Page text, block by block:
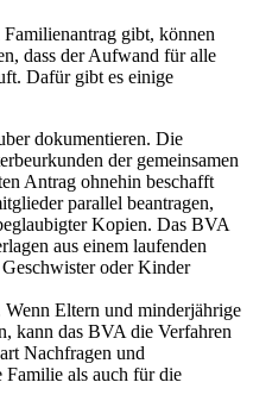
gibt, können
dass der Aufwand für alle
Dafür gibt es einige
dokumentieren. Die
der gemeinsamen
Antrag ohnehin beschafft
parallel beantragen,
Kopien. Das BVA
aus einem laufenden
oder Kinder
Eltern und minderjährige
kann das BVA die Verfahren
Nachfragen und
als auch für die